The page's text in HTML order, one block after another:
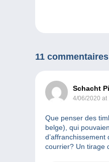
11 commentaires
Schacht
4/06/2020 at
Que penser des
belge), qui
courrier? Un tirage